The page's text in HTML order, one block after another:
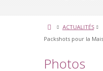
ACTUALITÉS
Packshots pour la
Photos